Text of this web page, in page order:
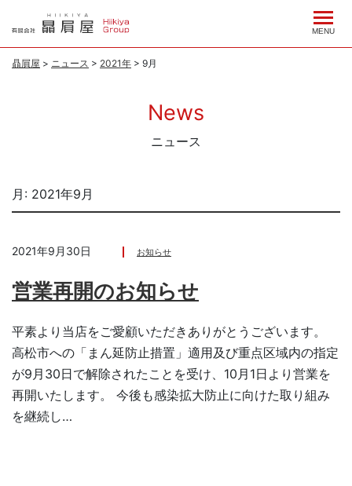
テ
MENU
贔屓屋 > ニュース > 2021年 > 9月
News
ニュース
月: 2021年9月
2021年9月30日 お知らせ
営業再開のお知らせ
平素より当店をご愛顧いただきありがとうございます。
高松市への「まん延防止措置」適用及び重点区域内の指定
が9月30日で解除されたことを受け、10月1日より営業を
再開いたします。 今後も感染拡大防止に向けた取り組み
を継続し…